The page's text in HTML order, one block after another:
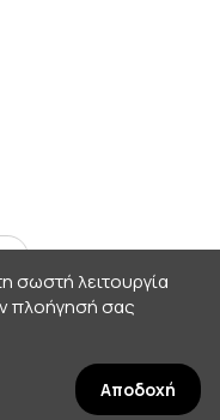
rights reserved
Afternet
σωστή λειτουργία
πλοήγησή σας
Αποδοχή